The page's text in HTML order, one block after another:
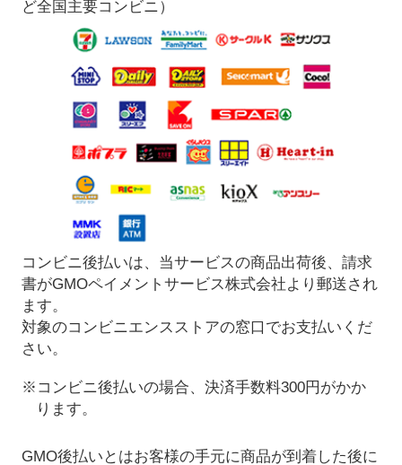
ど全国主要コンビニ）
コンビニ後払いは、当サービスの商品出荷後、請求
書がGMOペイメントサービス株式会社より郵送され
ます。
対象のコンビニエンスストアの窓口でお支払いくだ
さい。
※コンビニ後払いの場合、決済手数料300円がかか
ります。
GMO後払いとはお客様の手元に商品が到着した後に